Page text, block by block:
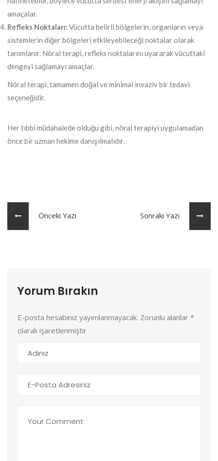
amaçalar.
Refleks Noktaları: Vücutta belirli bölgelerin, organların veya
sistemlerin diğer bölgeleri etkileyebileceği noktalar olarak
tanımlanır. Nöral terapi, refleks noktalarını uyararak vücuttaki
dengeyi sağlamayı amaçlar.
Nöral terapi, tamamen doğal ve minimal invaziv bir tedavi
seçeneğidir.
Her tıbbi müdahalede olduğu gibi, nöral terapiyi uygulamadan
önce bir uzman hekime danışılmalıdır.
Önceki Yazı Sonraki Yazı
Yorum Bırakın
E-posta hesabınız yayımlanmayacak. Zorunlu alanlar *
olarak işaretlenmiştir